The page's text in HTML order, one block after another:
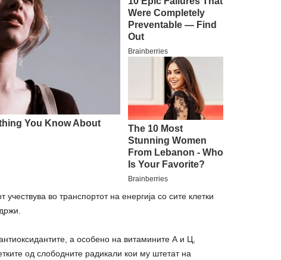
учествува во транспортот на енергија со сите клетки
а особено на витамините А и Ц,
од слободните радикали кои му штетат на